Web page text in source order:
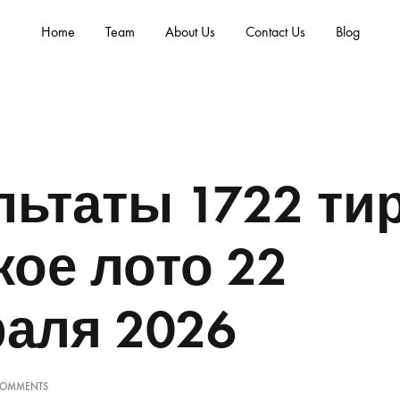
Home Team About Us Contact Us Blog
1722
лото 22
2026
ON